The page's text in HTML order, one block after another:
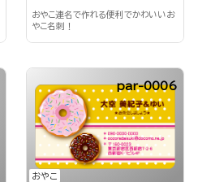
おやこ連名で作れる便利でかわいいお
やこ名刺！
おやこ
par-0006